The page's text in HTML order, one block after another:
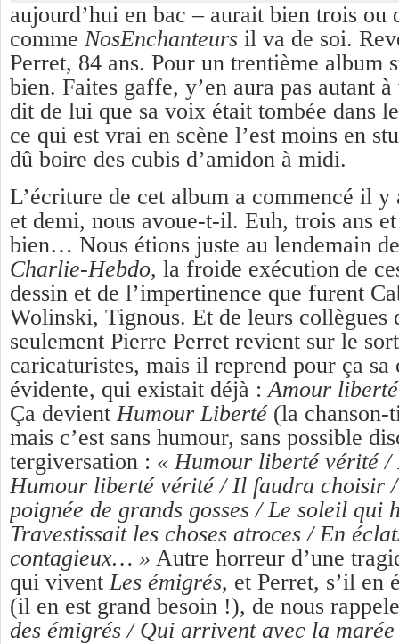
aujourd’hui en bac – aurait bien trois ou
comme NosEnchanteurs il va de soi.
Perret, 84 ans. Pour un trentième album
bien. Faites gaffe, y’en aura pas autant
dit de lui que sa voix était tombée dans
ce qui est vrai en scène l’est moins en
dû boire des cubis d’amidon à midi.
L’écriture de cet album a commencé il y
et demi, nous avoue-t-il. Euh, trois ans
bien… Nous étions juste au lendemain
Charlie-Hebdo, la froide exécution de
dessin et de l’impertinence que furent
Wolinski, Tignous. Et de leurs collègues
seulement Pierre Perret revient sur le
caricaturistes, mais il reprend pour ça sa
évidente, qui existait déjà : Amour
Ça devient Humour Liberté(la chanson-
mais c’est sans humour, sans possible
tergiversation : « Humour liberté vérité /
Humour liberté vérité / Il faudra choisir /
poignée de grands gosses / Le soleil qui
Travestissait les choses atroces / En
contagieux… » Autre horreur d’une
qui vivent Les émigrés, et Perret, s’il en
(il en est grand besoin !), de nous
des émigrés / Qui arrivent avec la